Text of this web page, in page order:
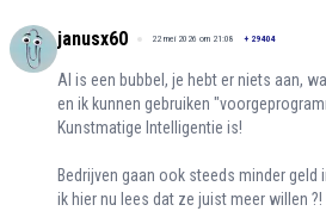
janusx60 22 mei 2026 om 21:08 + 29404
AI is een bubbel, je hebt er niets aan,
en ik kunnen gebruiken
Kunstmatige Intelligentie is!
Bedrijven gaan ook steeds minder geld
ik hier nu lees dat ze juist meer willen ?!